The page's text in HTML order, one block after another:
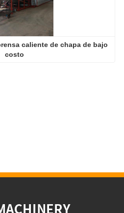
caliente de chapa de bajo
costo